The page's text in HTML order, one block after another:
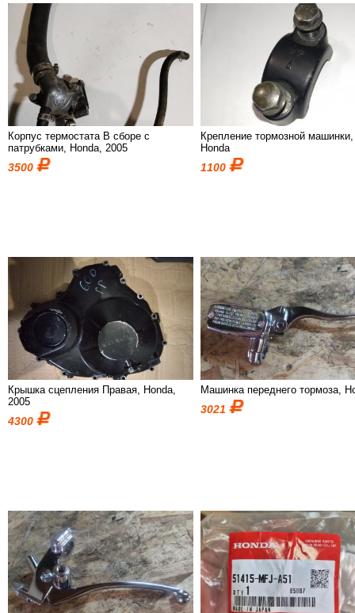
Корпус термостата В сборе с
патрубками, Honda, 2005
3500
Крепление тормозной машинки,
Honda
1100
Крышка сцепления Правая, Honda,
2005
4300
Машинка переднего тормоза,
3021